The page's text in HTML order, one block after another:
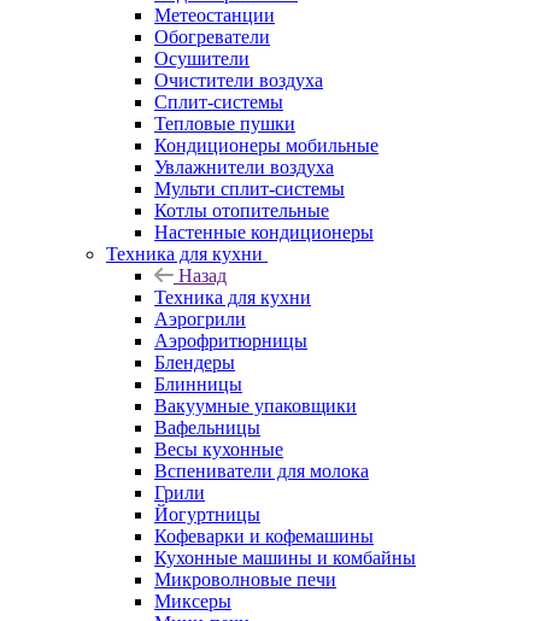
Метеостанции
Обогреватели
Осушители
Очистители воздуха
Сплит-системы
Тепловые пушки
Кондиционеры мобильные
Увлажнители воздуха
Мульти сплит-системы
Котлы отопительные
Настенные кондиционеры
Техника для кухни
Назад
Техника для кухни
Аэрогрили
Аэрофритюрницы
Блендеры
Блинницы
Вакуумные упаковщики
Вафельницы
Весы кухонные
Вспениватели для молока
Грили
Йогуртницы
Кофеварки и кофемашины
Кухонные машины и комбайны
Микроволновые печи
Миксеры